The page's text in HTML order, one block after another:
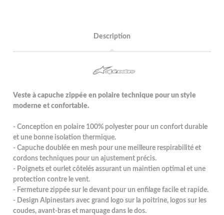
Description
Veste à capuche zippée en polaire technique pour un style
moderne et confortable.
- Conception en polaire 100% polyester pour un confort durable
et une bonne isolation thermique.
- Capuche doublée en mesh pour une meilleure respirabilité et
cordons techniques pour un ajustement précis.
- Poignets et ourlet côtelés assurant un maintien optimal et une
protection contre le vent.
- Fermeture zippée sur le devant pour un enfilage facile et rapide.
- Design Alpinestars avec grand logo sur la poitrine, logos sur les
coudes, avant-bras et marquage dans le dos.